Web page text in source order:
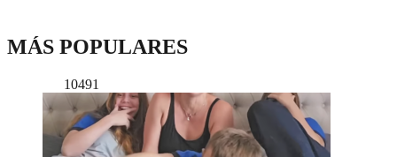
MÁS POPULARES
10491